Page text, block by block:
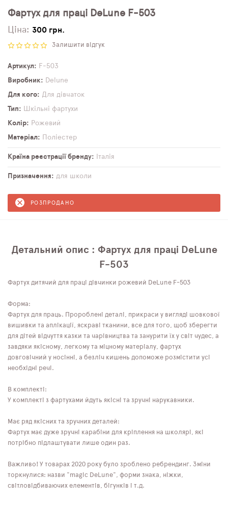
Фартух для праці DeLune F-503
Ціна: 300 грн.
Залишити відгук
Артикул
F-503
Виробник
Delune
Для кого
Для дівчаток
Тип
Шкільні фартухи
Колір
Рожевий
Матеріал
Поліестер
Країна реєстрації бренду Італія
Призначення для школи
РОЗПРОДАНО
Детальний опис : Фартух для праці DeLune
F-503
Фартух дитячий для праці дівчинки рожевий DeLune F-503
Форма:
Фартух для праць. Пророблені деталі, прикраси у вигляді шовкової
вишивки та аплікації, яскраві тканини, все для того, щоб зберегти
для дітей відчуття казки та чарівництва та занурити їх у світ чудес, а
завдяки якісному, легкому та міцному матеріалу, фартух
довговічний у носінні, а безліч кишень допоможе розмістити усі
необхідні речі.
В комплекті:
У комплекті з фартухами йдуть якісні та зручні нарукавники.
Має ряд якісних та зручних деталей:
Фартух має дуже зручні карабіни для кріплення на школярі, які
потрібно підлаштувати лише один раз.
Важливо! У товарах 2020 року було зроблено ребрендинг. Зміни
торкнулися: назви "magic DeLune", форми знака, ніжки,
світловідбиваючих елементів, бігунків і т.д.